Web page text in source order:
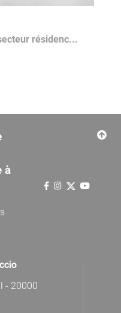
résidenc...
à
- 20000